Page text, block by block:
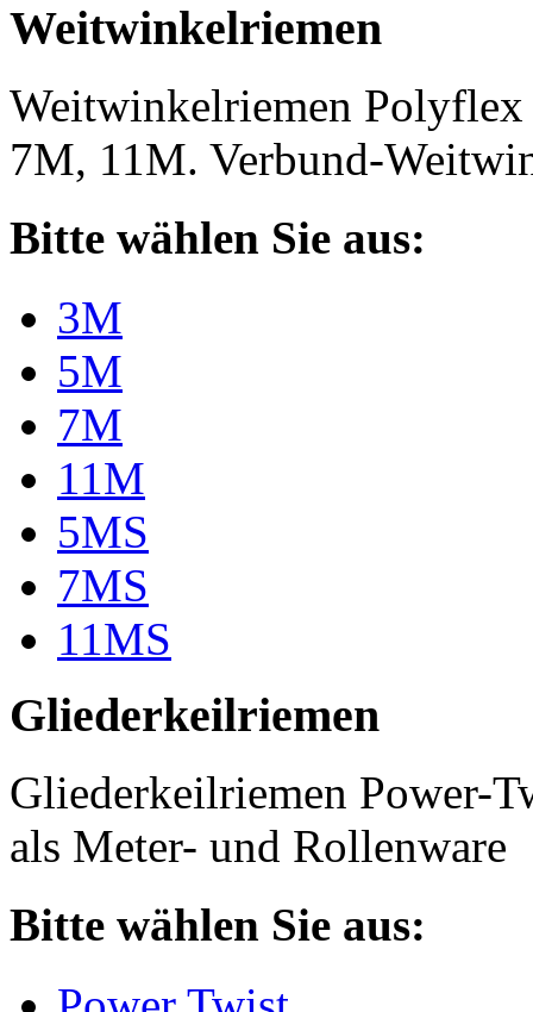
Weitwinkelriemen
Weitwinkelriemen
7M, 11M. Verbund-
Bitte wählen Sie aus:
3M
5M
7M
11M
5MS
7MS
11MS
Gliederkeilriemen
Gliederkeilriemen Power-
als Meter- und Rollenware
Bitte wählen Sie aus: